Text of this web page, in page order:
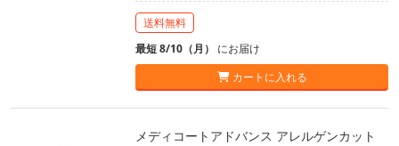
送料無料
最短 8/10（月） にお届け
カートに入れる
メディコートアドバンス アレルゲンカット